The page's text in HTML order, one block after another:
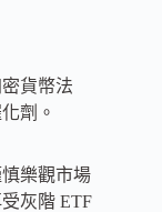
貨幣法
劑。
樂觀市場
灰階 ETF